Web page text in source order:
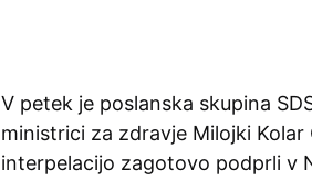
V petek je poslanska skupina
ministrici za zdravje Milojki
interpelacijo zagotovo podprli v